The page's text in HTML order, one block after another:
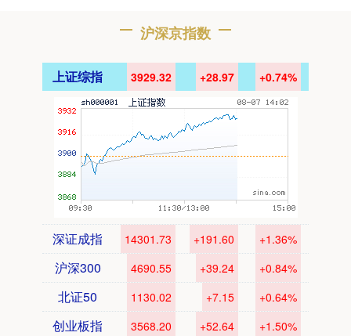
沪深京指数
上证综指 3929.32 +28.97 +0.74%
深证成指 14301.73 +191.60 +1.36%
沪深300 4690.55 +39.24 +0.84%
北证50 1130.02 +7.15 +0.64%
创业板指 3568.20 +52.64 +1.50%